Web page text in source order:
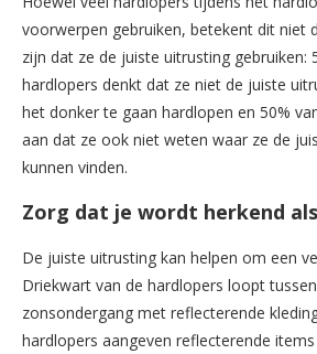
voorwerpen gebruiken, betekent dit niet
zijn dat ze de juiste uitrusting gebruiken:
hardlopers denkt dat ze niet de juiste
het donker te gaan hardlopen en 50%
aan dat ze ook niet weten waar ze de
kunnen vinden.
Zorg dat je wordt herkend
De juiste uitrusting kan helpen om een
Driekwart van de hardlopers loopt
zonsondergang met reflecterende
hardlopers aangeven reflecterende